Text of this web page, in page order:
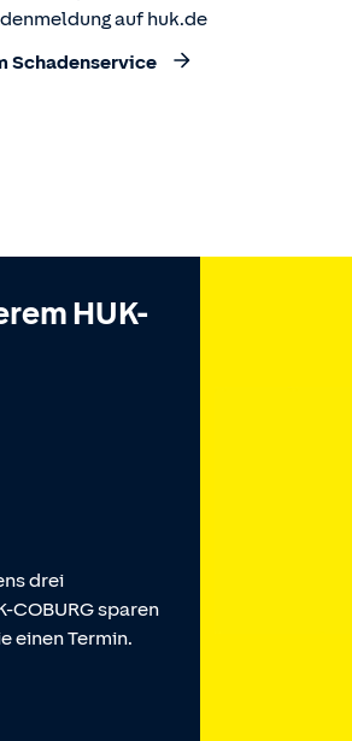
auf huk.de
Schadenservice
HUK-
drei
COBURG sparen
einen Termin.